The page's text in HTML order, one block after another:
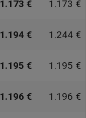
1.173 € 1.173 €
1.194 € 1.244 €
1.195 € 1.195 €
1.196 € 1.196 €